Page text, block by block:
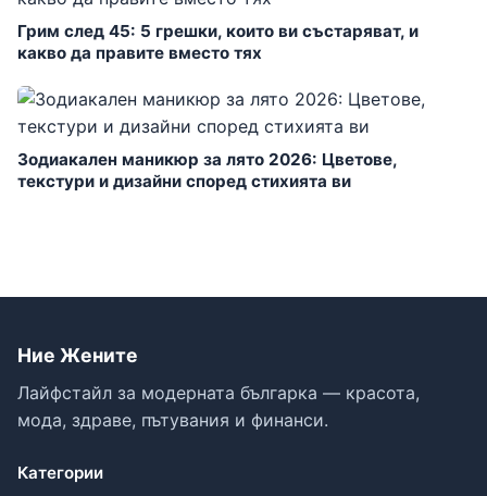
Грим след 45: 5 грешки, които ви състаряват, и
какво да правите вместо тях
Зодиакален маникюр за лято 2026: Цветове,
текстури и дизайни според стихията ви
Ние Жените
Лайфстайл за модерната българка — красота,
мода, здраве, пътувания и финанси.
Категории